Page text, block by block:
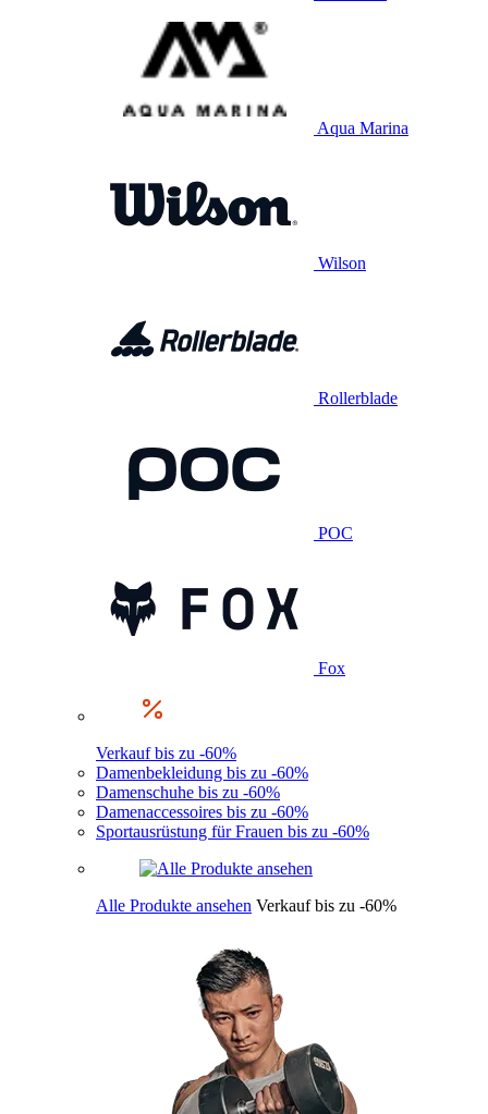
Aqua Marina
Wilson
Rollerblade
POC
Fox
Verkauf bis zu -60%
Damenbekleidung bis zu -60%
Damenschuhe bis zu -60%
Damenaccessoires bis zu -60%
Sportausrüstung für Frauen bis zu -60%
Alle Produkte ansehen Verkauf bis zu -60%